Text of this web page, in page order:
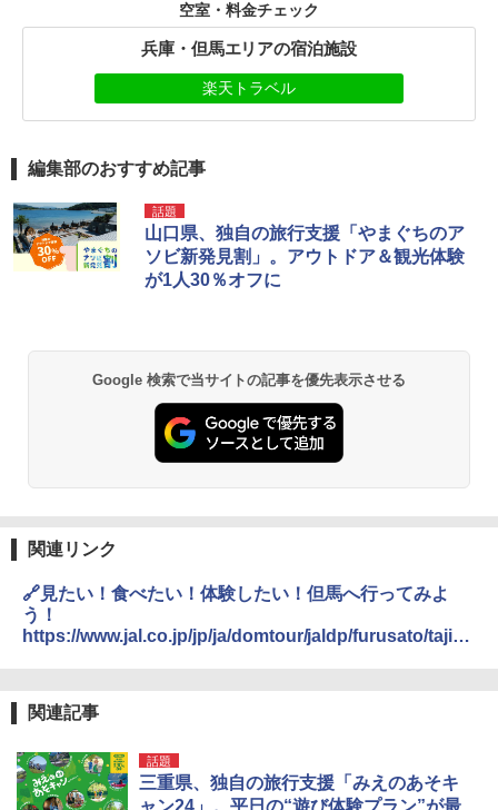
空室・料金チェック
兵庫・但馬エリアの宿泊施設
楽天トラベル
編集部のおすすめ記事
話題
山口県、独自の旅行支援「やまぐちのア
ソビ新発見割」。アウトドア＆観光体験
が1人30％オフに
Google 検索で当サイトの記事を優先表示させる
関連リンク
🔗見たい！食べたい！体験したい！但馬へ行ってみよ
う！
https://www.jal.co.jp/jp/ja/domtour/jaldp/furusato/tajim
関連記事
話題
三重県、独自の旅行支援「みえのあそキ
ャン24」。平日の“遊び体験プラン”が最